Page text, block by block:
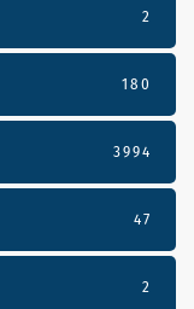
2
180
3994
47
2